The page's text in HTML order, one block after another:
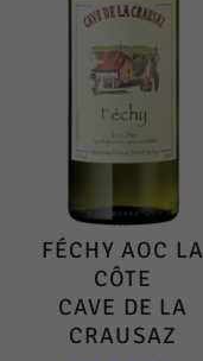
FÉCHY AOC LA
CÔTE
CAVE DE LA
CRAUSAZ